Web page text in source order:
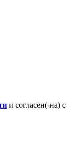
и согласен(-на) с